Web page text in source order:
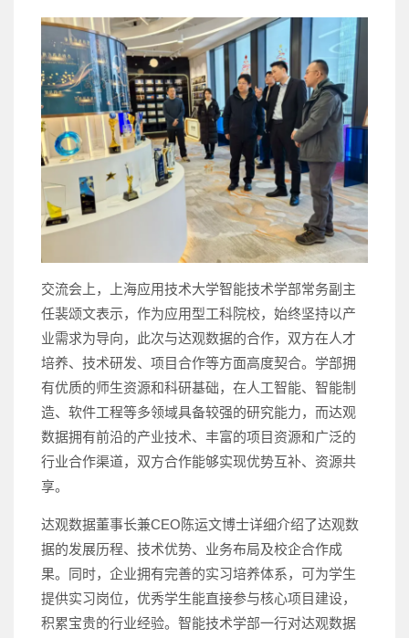
交流会上，上海应用技术大学智能技术学部常务副主
任裴颂文表示，作为应用型工科院校，始终坚持以产
业需求为导向，此次与达观数据的合作，双方在人才
培养、技术研发、项目合作等方面高度契合。学部拥
有优质的师生资源和科研基础，在人工智能、智能制
造、软件工程等多领域具备较强的研究能力，而达观
数据拥有前沿的产业技术、丰富的项目资源和广泛的
行业合作渠道，双方合作能够实现优势互补、资源共
享。
达观数据董事长兼CEO陈运文博士详细介绍了达观数
据的发展历程、技术优势、业务布局及校企合作成
果。同时，企业拥有完善的实习培养体系，可为学生
提供实习岗位，优秀学生能直接参与核心项目建设，
积累宝贵的行业经验。智能技术学部一行对达观数据